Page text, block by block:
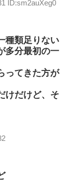
ID:sm2auXeg0
種類足りない
多分最初の一
ってきた方が
けだけど、そ